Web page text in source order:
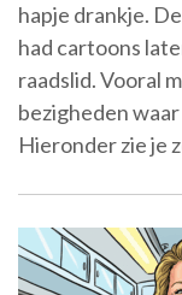
hapje drankje.
had cartoons
raadslid. Vooral
bezigheden
Hieronder zie je